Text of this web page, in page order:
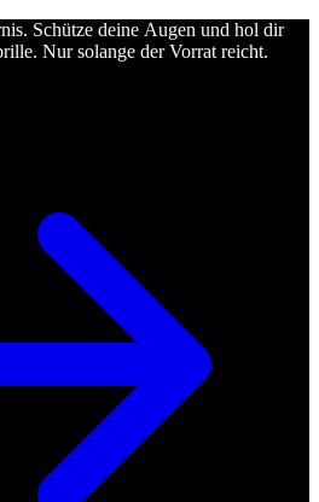
Schütze deine Augen und hol dir
Nur solange der Vorrat reicht.